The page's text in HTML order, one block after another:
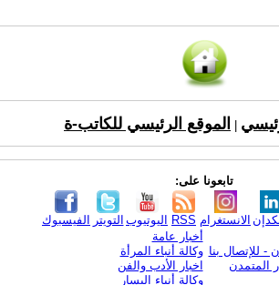
الموقع الرئيسي للكاتب-ة
تابعونا على:
الفيسبوك التويتر اليوتيوب RSS الانستغرام
- للإتصال بنا
المتمدن
أخبار عامة
وكالة أنباء المرأة
اخبار الأدب والفن
وكالة أنباء اليسار